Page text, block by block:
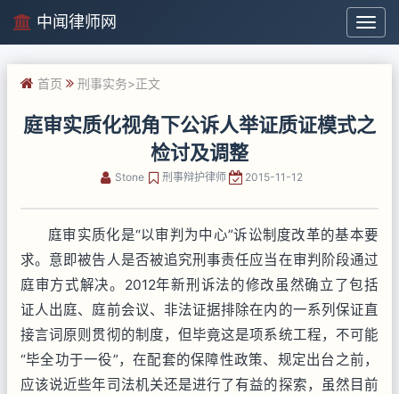
中
闻
律
中闻律师网
首页 刑事实务>正文
庭审实质化视角下公诉人举证质证模式之
检讨及调整
Stone 刑事辩护律师 2015-11-12
庭审实质化是“以审判为中心”诉讼制度改革的基本要
求。意即被告人是否被追究刑事责任应当在审判阶段通过
庭审方式解决。2012年新刑诉法的修改虽然确立了包括
证人出庭、庭前会议、非法证据排除在内的一系列保证直
接言词原则贯彻的制度，但毕竟这是项系统工程，不可能
“毕全功于一役”，在配套的保障性政策、规定出台之前，
应该说近些年司法机关还是进行了有益的探索，虽然目前